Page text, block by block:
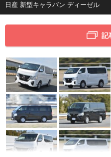
日産 新型キャラバン ディーゼル
記